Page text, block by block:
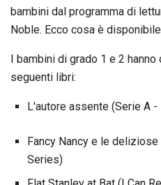
bambini dal programma di
Noble. Ecco cosa è
I bambini di grado 1 e 2
seguenti libri:
L'autore assente (Serie A
Fancy Nancy e le deliziose
Series)